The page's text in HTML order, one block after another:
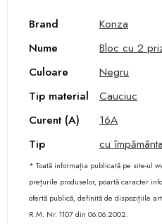
Brand
Konza
Nume
Bloc cu 2
Culoare
Negru
Tip material
Cauciuc
Curent (A)
16A
Tip
cu
* Toată informația publicată pe site-ul
prețurile produselor, poartă caracter
ofertă publică, definită de dispozițiile
R.M. Nr. 1107 din 06.06.2002.